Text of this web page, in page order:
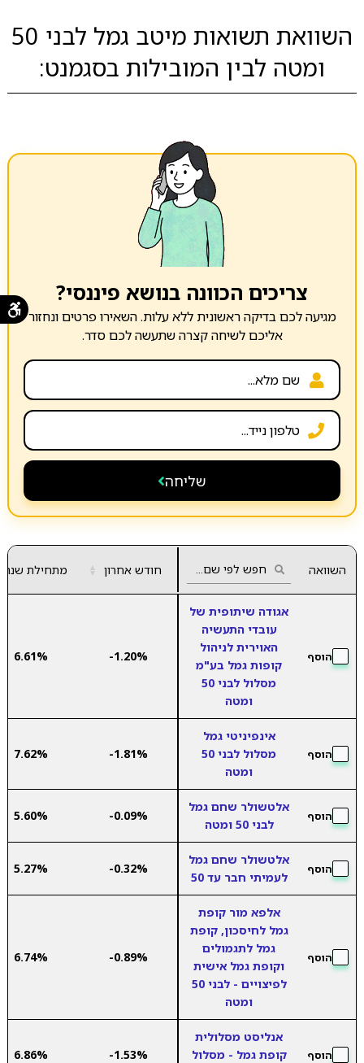
השוואת תשואות מיטב גמל לבני 50
ומטה לבין המובילות בסגמנט:
צריכים הכוונה בנושא פיננסי?
מגיעה לכם בדיקה ראשונית ללא עלות. השאירו פרטים ונחזור
אליכם לשיחה קצרה שתעשה לכם סדר.
שליחה
השוואה חודש אחרון ▲
▼ מתחילת שנה
הוסף
אגודה שיתופית של
עובדי התעשיה
האוירית לניהול
קופות גמל בע"מ
מסלול לבני 50
ומטה
-1.20%
6.61%
הוסף
אינפיניטי גמל
מסלול לבני 50
ומטה
-1.81%
7.62%
הוסף
אלטשולר שחם גמל
לבני 50 ומטה
-0.09%
5.60%
הוסף
אלטשולר שחם גמל
לעמיתי חבר עד 50
-0.32%
5.27%
הוסף
אלפא מור קופת
גמל לחיסכון, קופת
גמל לתגמולים
וקופת גמל אישית
לפיצויים - לבני 50
ומטה
-0.89%
6.74%
הוסף
אנליסט מסלולית
קופת גמל - מסלול
-1.53%
6.86%